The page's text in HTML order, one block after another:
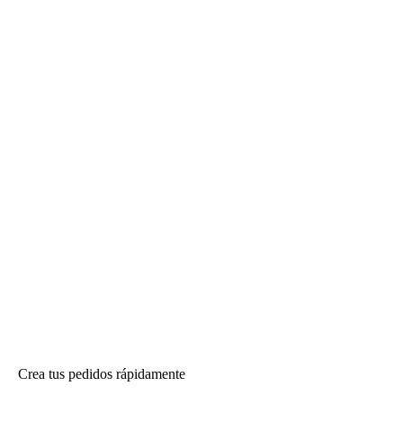
Crea tus pedidos rápidamente